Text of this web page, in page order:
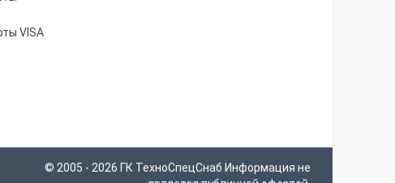
© 2005 - 2026 ГК ТехноСпецСнаб Информация не